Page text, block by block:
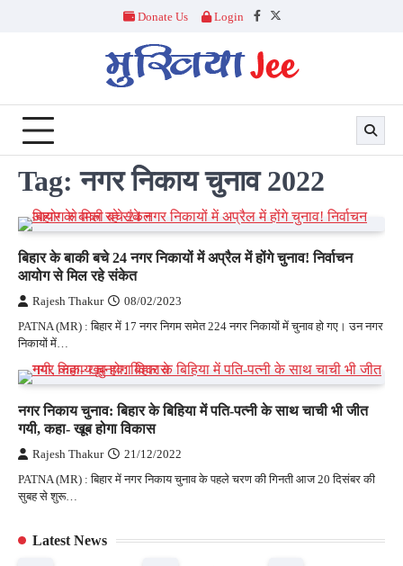
Donate Us Login
Facebook
Twitter
Tag:नगर निकाय चुनाव 2022
बिहार के बाकी बचे 24 नगर निकायों में अप्रैल में होंगे चुनाव! निर्वाचन
आयोग से मिल रहे संकेत
Rajesh Thakur 08/02/2023
PATNA (MR) : बिहार में 17 नगर निगम समेत 224 नगर निकायों में चुनाव हो गए। उन नगर
निकायों में…
नगर निकाय चुनाव: बिहार के बिहिया में पति-पत्नी के साथ चाची भी जीत
गयी, कहा- खूब होगा विकास
Rajesh Thakur 21/12/2022
PATNA (MR) : बिहार में नगर निकाय चुनाव के पहले चरण की गिनती आज 20 दिसंबर की
सुबह से शुरू…
Latest News